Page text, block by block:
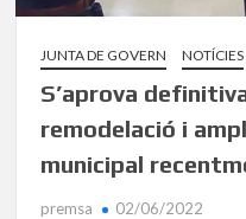
JUNTA DE GOVERN NOTÍCIES
S’aprova
remodelació i
municipal
premsa 02/06/2022